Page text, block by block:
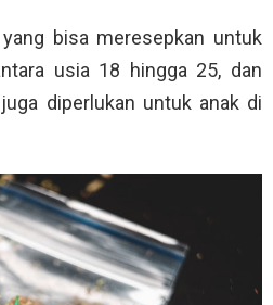
bisa meresepkan untuk
usia 18 hingga 25, dan
diperlukan untuk anak di